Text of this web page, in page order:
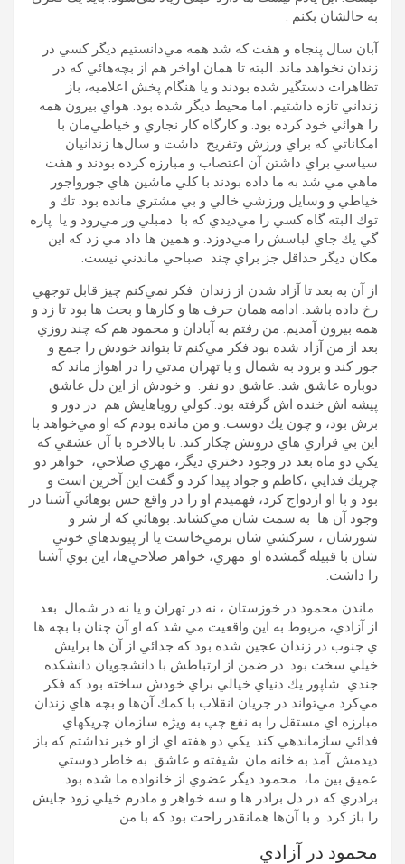
به حالشان بكنم .
آبان سال پنجاه و هفت كه شد همه مي‌دانستيم ديگر كسي در
زندان نخواهد ماند. البته تا همان اواخر هم از بچه‌هائي كه در
تظاهرات دستگير شده بودند و يا هنگام پخش اعلاميه، باز
زنداني تازه داشتيم. اما محيط ديگر شده بود. هواي بيرون همه
را هوائي خود كرده بود. و كارگاه كار نجاري و خياطي‌مان با
امكاناتي كه براي ورزش وتفريح داشت و سال‌ها زندانيان
سياسي براي داشتن آن اعتصاب و مبارزه كرده بودند و هفت
ماهي مي شد به ما داده بودند با كلي ماشين هاي جورواجور
خياطي و وسايل ورزشي خالي و بي مشتري مانده بود. تك و
توك البته گاه كسي را مي‌ديدي كه با دمبلي ور مي‌رود و يا پاره
گي يك جاي لباسش را مي‌دوزد. و همين ها داد مي زد كه اين
مكان ديگر حداقل جز براي چند صباحي ماندني نيست.
از آن به‌ بعد تا آزاد شدن از زندان فكر نمي‌كنم چيز قابل توجهي
رخ داده باشد. ادامه همان حرف ها و كارها و بحث ها بود تا زد و
همه بيرون آمديم. من رفتم به آبادان و محمود هم كه چند روزي
بعد از من آزاد شده بود فكر مي‌كنم تا بتواند خودش را جمع و
جور كند و برود به شمال و يا تهران مدتي را در اهواز ماند كه
دوباره عاشق شد. عاشق دو نفر. و خودش از اين دل عاشق
پيشه اش خنده اش گرفته بود. كولي روياهايش هم در دور و
برش بود، و چون يك دوست. و من مانده بودم كه او مي‌خواهد با
اين بي قراري هاي درونش چكار كند. تا بالاخره با آن عشقي كه
يكي دو ماه بعد در وجود دختري ديگر، مهري صلاحي، خواهر دو
چريك فدايي ،كاظم و جواد پيدا كرد و گفت اين آخرين است و
بود و با او ازدواج كرد، فهميدم او را در واقع حس بوهائي آشنا در
وجود آن ها به سمت شان مي‌كشاند. بوهائي كه از شر و
شورشان ، سركشي شان برمي‌خاست يا از پيوندهاي خوني
شان با قبيله گمشده او. مهري،‌ خواهر صلاحي‌ها، اين بوي‌ آشنا
را داشت.
ماندن محمود در خوزستان ، نه در تهران و يا نه در شمال بعد
از آزادي، مربوط به اين واقعيت مي شد كه او آن چنان با بچه ها
ي جنوب در زندان عجين شده بود كه جدائي از آن ها برايش
خيلي سخت بود. در ضمن از ارتباطش با دانشجويان دانشكده
جندي شاپور يك دنياي خيالي براي خودش ساخته بود كه فكر
مي‌كرد مي‌تواند در جريان انقلاب با كمك آن‌ها و بچه هاي زندان
مبارزه اي مستقل را به نفع چپ به ويژه سازمان چريكهاي
فدائي سازماندهي كند. يكي دو هفته اي از او خبر نداشتم كه باز
ديدمش. آمد به خانه مان. شيفته و عاشق. به خاطر دوستي
عميق بين ما، محمود ديگر عضوي از خانواده ما شده بود.
برادري كه در دل برادر ها و سه خواهر و مادرم خيلي زود جايش
را باز كرد. و با آن‌ها همانقدر راحت بود كه با من.
محمود در آزادي